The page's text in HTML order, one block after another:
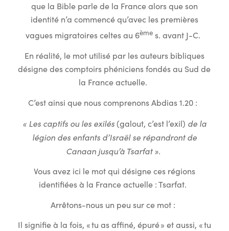
que la Bible parle de la France alors que son
identité n’a commencé qu’avec les premières
vagues migratoires celtes au 6èmes. avant J-C.
En réalité, le mot utilisé par les auteurs bibliques
désigne des comptoirs phéniciens fondés au Sud de
la France actuelle.
C’est ainsi que nous comprenons Abdias 1.20 :
« Les captifs ou les exilés(galout, c’est l’exil) de la
légion des enfants d’Israël se répandront de
Canaan jusqu’à Tsarfat ».
Vous avez ici le mot qui désigne ces régions
identifiées à la France actuelle : Tsarfat.
Arrêtons-nous un peu sur ce mot :
Il signifie à la fois, « tu as affiné, épuré » et aussi, « tu